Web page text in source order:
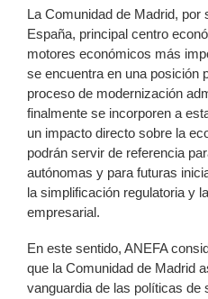
La Comunidad de Madrid, por
España, principal centro
motores económicos más
se encuentra en una posición
proceso de modernización
finalmente se incorporen a
un impacto directo sobre la
podrán servir de referencia
autónomas y para futuras
la simplificación regulatoria y
empresarial.
En este sentido, ANEFA
que la Comunidad de Madrid
vanguardia de las políticas de